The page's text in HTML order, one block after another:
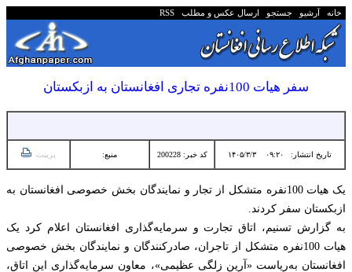
خانه آرشیو جستجو ارسال عکس و مطلب RSS
سفر هیات 100نفره تجاری افغانستان به ازبکستان
تاریخ انتشار: ۰۹:۲۰ ۱۴۰۵/۳/۳ کد خبر: 200228 منبع: پرینت
یک هیات 100نفره متشکل از تجار و نمایندگان بخش خصوصی افغانستان به
ازبکستان سفر کردند.
به گزارش تسنیم، اتاق تجارت و سرمایه‌گذاری افغانستان اعلام کرد یک
هیات 100نفره متشکل از تاجران، صادرکنندگان و نمایندگان بخش خصوصی
افغانستان به‌ریاست «آرین زلگی عظیمی»، معاون سرمایه‌گذاری این اتاق،